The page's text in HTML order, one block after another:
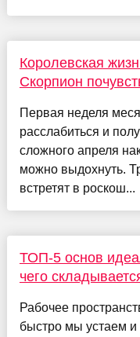
Королевская
Скорпион
Первая неделя
расслабиться и
сложного апреля
можно выдохнуть.
встретят в роскош...
ТОП-5 основ
чего
Рабочее
быстро мы устаем и